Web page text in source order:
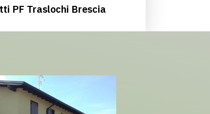
PF Traslochi Brescia